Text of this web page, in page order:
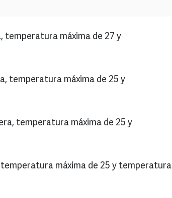
temperatura máxima de 27 y
temperatura máxima de 25 y
temperatura máxima de 25 y
máxima de 25 y temperatura